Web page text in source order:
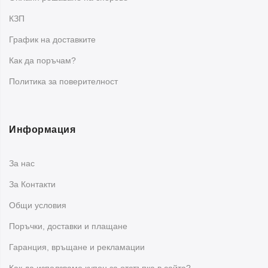
Как да избера подходящ съд за моята
кухня?
Изборът зависи от това какво готвите най-често. За
пържене и бързи ястия изберете
зеленчуци, месо и азиатски рецепти –
КЗП
График на доставките
Как да поръчам?
Политика за поверителност
Информация
За нас
За Контакти
Общи условия
Поръчки, доставки и плащане
Гаранция, връщане и рекламации